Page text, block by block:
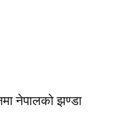
नेपालको झण्डा